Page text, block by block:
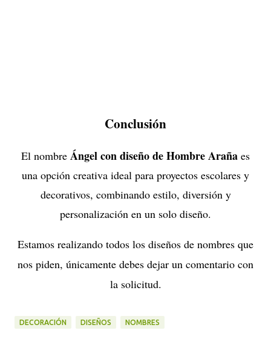
Conclusión
El nombre Ángel con diseño de Hombre Araña es
una opción creativa ideal para proyectos escolares y
decorativos, combinando estilo, diversión y
personalización en un solo diseño.
Estamos realizando todos los diseños de nombres que
nos piden, únicamente debes dejar un comentario con
la solicitud.
DECORACIÓN DISEÑOS NOMBRES